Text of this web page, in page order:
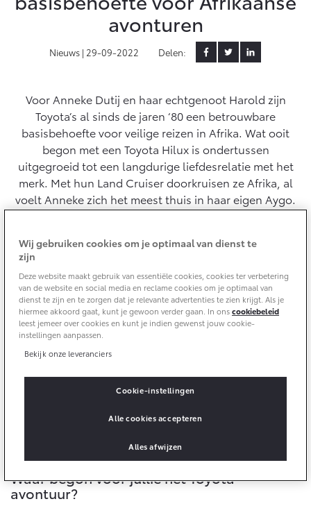
Vanaf € 31.895,-
Urban Cruiser
Vanaf € 32.995,-
Corolla Hatchback
HYBRIDE
Vanaf € 33.495,-
Corolla Touring Sports
HYBRIDE
Vanaf € 35.495,-
HYBRIDE
Vanaf € 36.495,-
Werkplaatsafspraak
Onderhoud op Maat
Airco check
Vakantiecheck
Hybride Zekerheid Controle
Toyota handleidingen
Toyota Service Informatie (SIL)
Toyota Pechhulp
Schade & Glasherstel
10 jaar Toyota garantie
10 jaar batterijgarantie
Toyota fabrieksgarantie
Banden
Bereken je maandbedrag
Private Lease voor ZZP
Financieren
Toyota Betaalplan
Oplaadservice
Thuislaadpakketten
Laadpas
Energie en slim laden
Verzekeren
Toyota voor de zaak
Leaserijder
ZZP
Wagenparkbeheer
Operational Lease
Bedrijfswagens
Financieren of leasen
Contact en Route
Schade melden
Plan een proefrit
Vraag een brochure aan
Bekijk de verwachte modellen
avonturen
Nieuws | 29-09-2022 Delen:
Voor Anneke Dutij en haar echtgenoot Harold zijn
Toyota’s al sinds de jaren ‘80 een betrouwbare
basisbehoefte voor veilige reizen in Afrika. Wat ooit
begon met een Toyota Hilux is ondertussen
uitgegroeid tot een langdurige liefdesrelatie met het
merk. Met hun Land Cruiser doorkruisen ze Afrika, al
voelt Anneke zich het meest thuis in haar eigen Aygo.
Waar begon voor jullie het Toyota-
avontuur?
Wij gebruiken cookies om je optimaal van dienst te
zijn
Deze website maakt gebruik van essentiële cookies, cookies ter verbetering
van de website en social media en reclame cookies om je optimaal van
dienst te zijn en te zorgen dat je relevante advertenties te zien krijgt. Als je
hiermee akkoord gaat, kunt je gewoon verder gaan. In onscookiebeleid
leest jemeer over cookies en kunt je indien gewenst jouw cookie-
instellingen aanpassen.
Bekijk onze leveranciers
Cookie-instellingen
Alles afwijzen
Alle cookies accepteren